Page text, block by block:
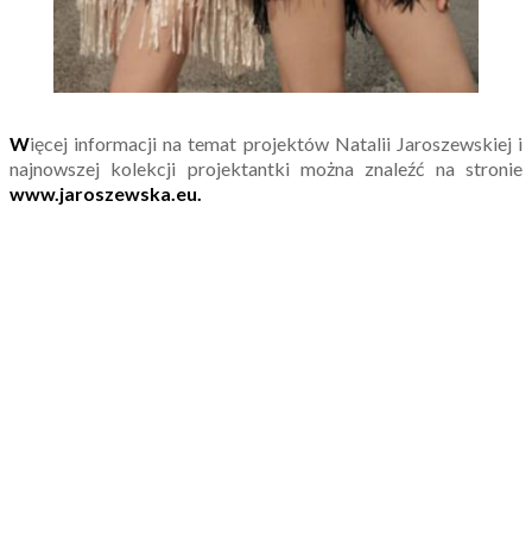
Więcej informacji na temat projektów Natalii Jaroszewskiej i
najnowszej kolekcji projektantki można znaleźć na stronie
www.jaroszewska.eu.